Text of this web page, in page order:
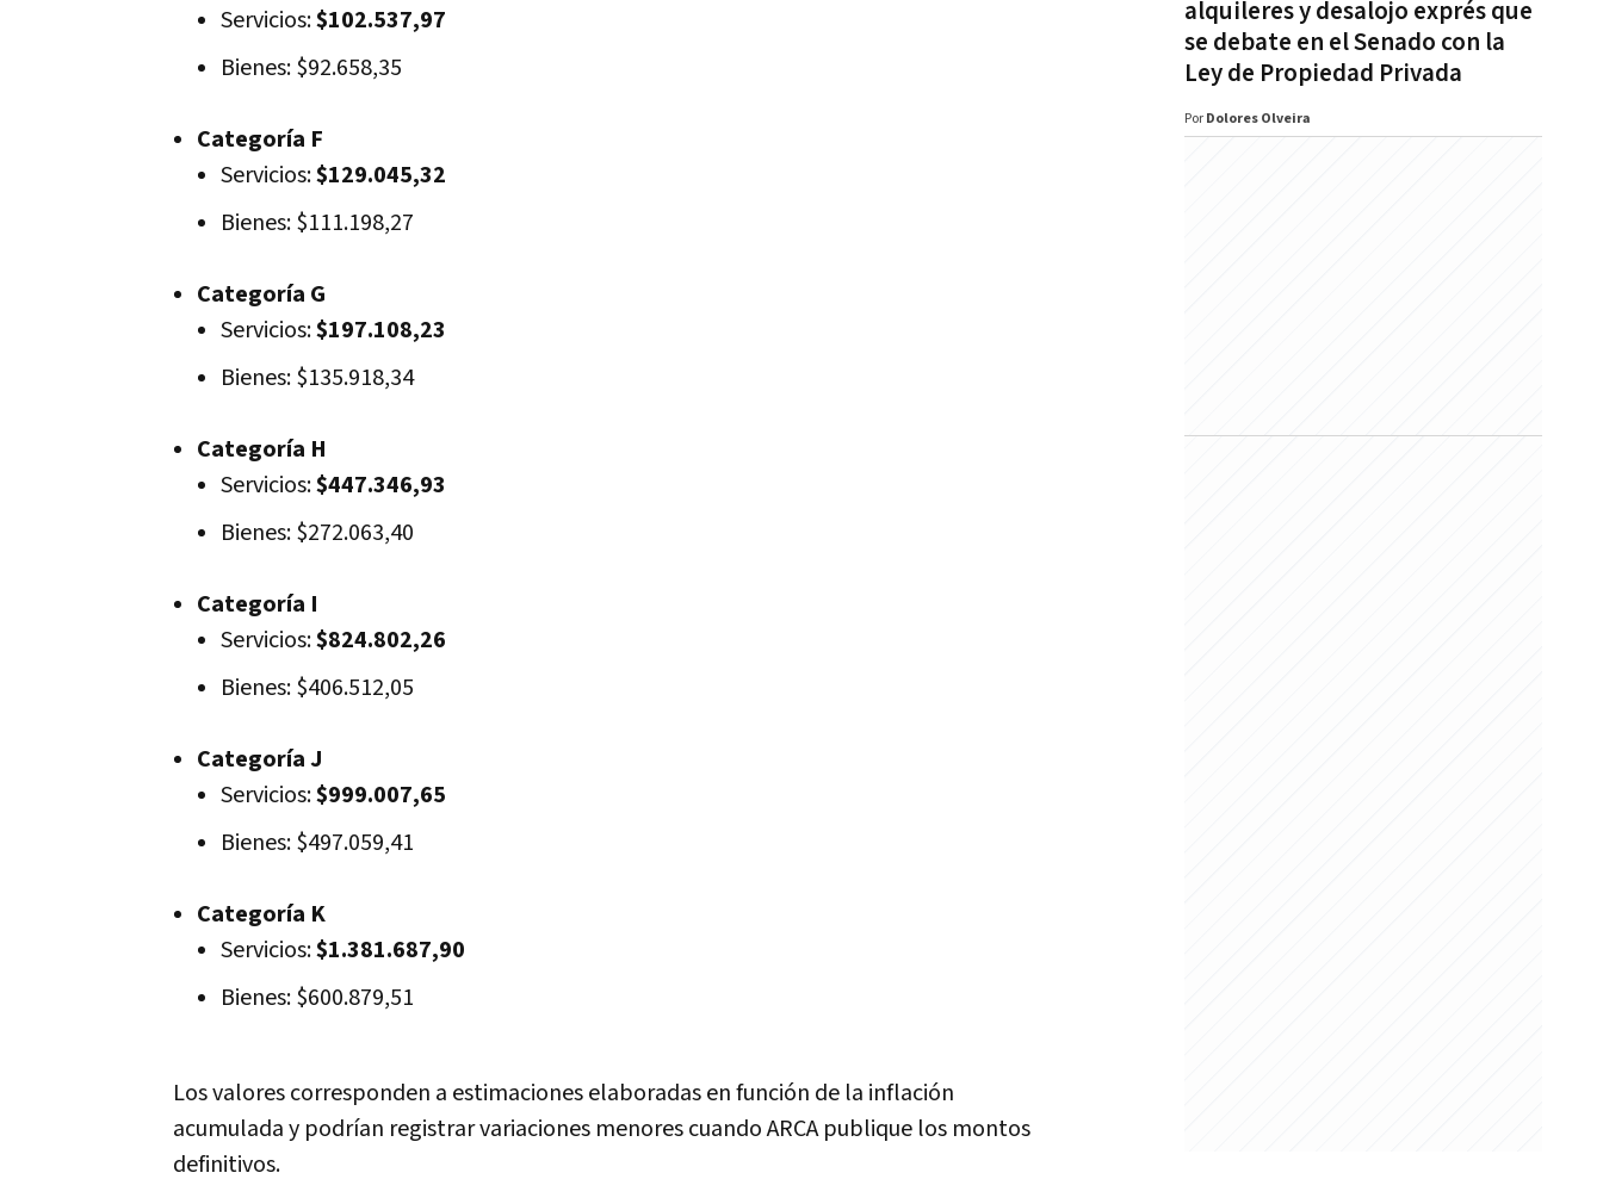
Servicios:$102.537,97
Bienes: $92.658,35
Categoría F
Servicios:$129.045,32
Bienes: $111.198,27
Categoría G
Servicios:$197.108,23
Bienes: $135.918,34
Categoría H
Servicios:$447.346,93
Bienes: $272.063,40
Categoría I
Servicios:$824.802,26
Bienes: $406.512,05
Categoría J
Servicios:$999.007,65
Bienes: $497.059,41
Categoría K
Servicios:$1.381.687,90
Bienes: $600.879,51
Los valores corresponden a estimaciones elaboradas en función de la inflación
acumulada y podrían registrar variaciones menores cuando ARCA publique los montos
definitivos.
alquileres y desalojo exprés que
se debate en el Senado con la
Ley de Propiedad Privada
Por Dolores Olveira